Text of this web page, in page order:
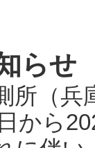
らせ
所（
から